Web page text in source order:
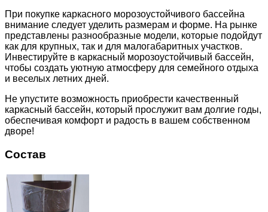
При покупке каркасного морозоустойчивого бассейна
внимание следует уделить размерам и форме. На рынке
представлены разнообразные модели, которые подойдут
как для крупных, так и для малогабаритных участков.
Инвестируйте в каркасный морозоустойчивый бассейн,
чтобы создать уютную атмосферу для семейного отдыха
и веселых летних дней.
Не упустите возможность приобрести качественный
каркасный бассейн, который прослужит вам долгие годы,
обеспечивая комфорт и радость в вашем собственном
дворе!
Состав